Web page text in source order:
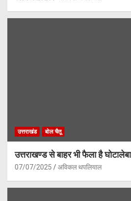
उत्तराखंड बोल चैतू
उत्तराखण्ड से बाहर भी फैला है
07/07/2025 अविकल थपलियाल